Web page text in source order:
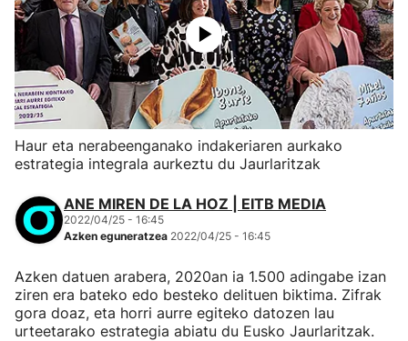
Haur eta nerabeenganako indakeriaren aurkako
estrategia integrala aurkeztu du Jaurlaritzak
ANE MIREN DE LA HOZ | EITB MEDIA
2022/04/25 - 16:45
Azken eguneratzea 2022/04/25 - 16:45
Azken datuen arabera, 2020an ia 1.500 adingabe izan
ziren era bateko edo besteko delituen biktima. Zifrak
gora doaz, eta horri aurre egiteko datozen lau
urteetarako estrategia abiatu du Eusko Jaurlaritzak.